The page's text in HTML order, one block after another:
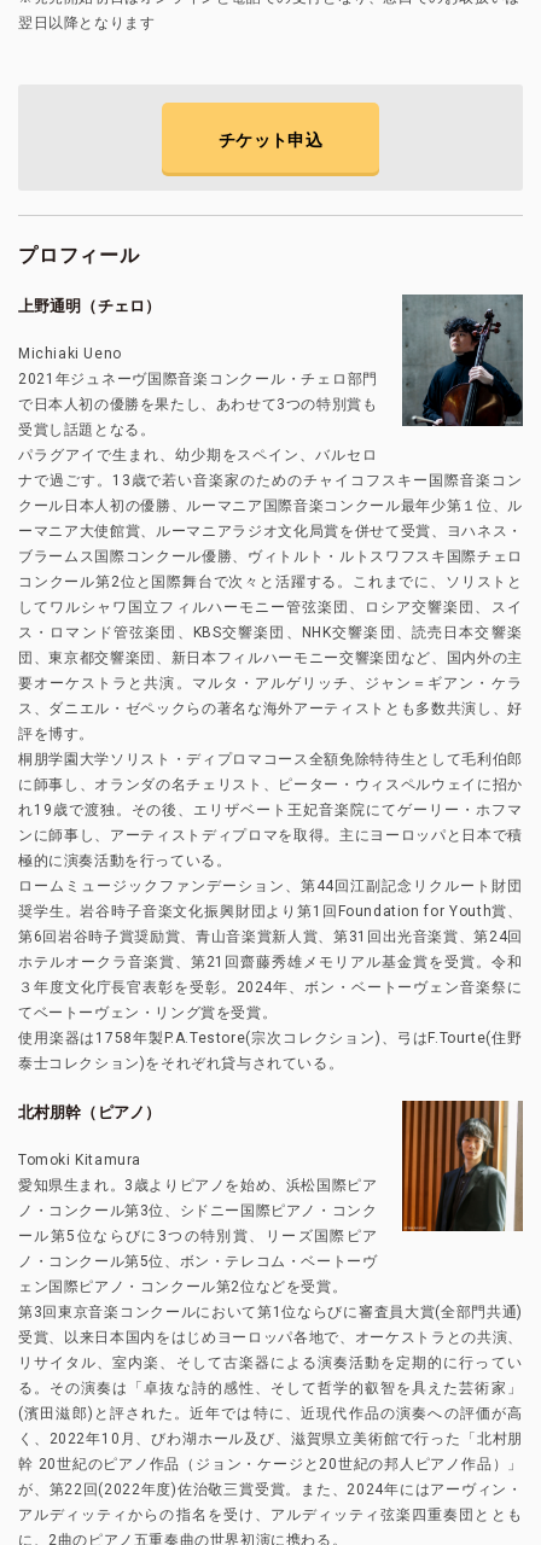
翌日以降となります
チケット申込
プロフィール
上野通明（チェロ）
Michiaki Ueno
2021年ジュネーヴ国際音楽コンクール・チェロ部門
で日本人初の優勝を果たし、あわせて3つの特別賞も
受賞し話題となる。
パラグアイで生まれ、幼少期をスペイン、バルセロ
ナで過ごす。13歳で若い音楽家のためのチャイコフスキー国際音楽コン
クール日本人初の優勝、ルーマニア国際音楽コンクール最年少第１位、ル
ーマニア大使館賞、ルーマニアラジオ文化局賞を併せて受賞、ヨハネス・
ブラームス国際コンクール優勝、ヴィトルト・ルトスワフスキ国際チェロ
コンクール第2位と国際舞台で次々と活躍する。これまでに、ソリストと
してワルシャワ国立フィルハーモニー管弦楽団、ロシア交響楽団、スイ
ス・ロマンド管弦楽団、KBS交響楽団、NHK交響楽団、読売日本交響楽
団、東京都交響楽団、新日本フィルハーモニー交響楽団など、国内外の主
要オーケストラと共演。マルタ・アルゲリッチ、ジャン＝ギアン・ケラ
ス、ダニエル・ゼペックらの著名な海外アーティストとも多数共演し、好
評を博す。
桐朋学園大学ソリスト・ディプロマコース全額免除特待生として毛利伯郎
に師事し、オランダの名チェリスト、ピーター・ウィスペルウェイに招か
れ19歳で渡独。その後、エリザベート王妃音楽院にてゲーリー・ホフマ
ンに師事し、アーティストディプロマを取得。主にヨーロッパと日本で積
極的に演奏活動を行っている。
ロームミュージックファンデーション、第44回江副記念リクルート財団
奨学生。岩谷時子音楽文化振興財団より第1回Foundation for Youth賞、
第6回岩谷時子賞奨励賞、青山音楽賞新人賞、第31回出光音楽賞、第24回
ホテルオークラ音楽賞、第21回齋藤秀雄メモリアル基金賞を受賞。令和
３年度文化庁長官表彰を受彰。2024年、ボン・ベートーヴェン音楽祭に
てベートーヴェン・リング賞を受賞。
使用楽器は1758年製P.A.Testore(宗次コレクション)、弓はF.Tourte(住野
泰士コレクション)をそれぞれ貸与されている。
北村朋幹（ピアノ）
Tomoki Kitamura
愛知県生まれ。3歳よりピアノを始め、浜松国際ピア
ノ・コンクール第3位、シドニー国際ピアノ・コンク
ール第5位ならびに3つの特別賞、リーズ国際ピア
ノ・コンクール第5位、ボン・テレコム・ベートーヴ
ェン国際ピアノ・コンクール第2位などを受賞。
第3回東京音楽コンクールにおいて第1位ならびに審査員大賞(全部門共通)
受賞、以来日本国内をはじめヨーロッパ各地で、オーケストラとの共演、
リサイタル、室内楽、そして古楽器による演奏活動を定期的に行ってい
る。その演奏は「卓抜な詩的感性、そして哲学的叡智を具えた芸術家」
(濱田滋郎)と評された。近年では特に、近現代作品の演奏への評価が高
く、2022年10月、びわ湖ホール及び、滋賀県立美術館で行った「北村朋
幹 20世紀のピアノ作品（ジョン・ケージと20世紀の邦人ピアノ作品）」
が、第22回(2022年度)佐治敬三賞受賞。また、2024年にはアーヴィン・
アルディッティからの指名を受け、アルディッティ弦楽四重奏団ととも
に、2曲のピアノ五重奏曲の世界初演に携わる。